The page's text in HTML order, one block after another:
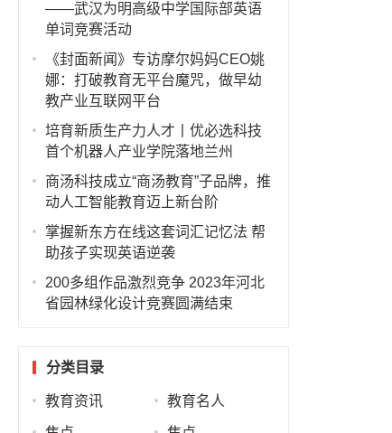
——武汉为明高级中学国际部英语
单词竞赛活动
《封面新闻》专访摩尔妈妈CEO姚
娜：打破教育无平台魔咒，做早幼
教产业互联网平台
培育新质生产力人才丨优必选科技
首个机器人产业学院落地兰州
商汤科技成立“商汤教育”子品牌，推
动人工智能教育迈上新台阶
掌握新东方在线这套词汇记忆法 帮
助孩子实现英语逆袭
200多组作品激烈竞争 2023年河北
省园林绿化设计竞赛圆满结束
分类目录
教育资讯 教育名人